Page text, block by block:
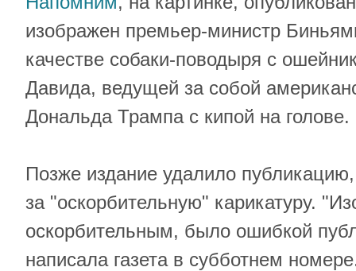
изображен премьер-министр
качестве собаки-поводыря с
Давида, ведущей за собой
Дональда Трампа с кипой на голове.
Позже издание удалило
за "оскорбительную" карикатуру.
оскорбительным, было ошибкой
написала газета в субботнем